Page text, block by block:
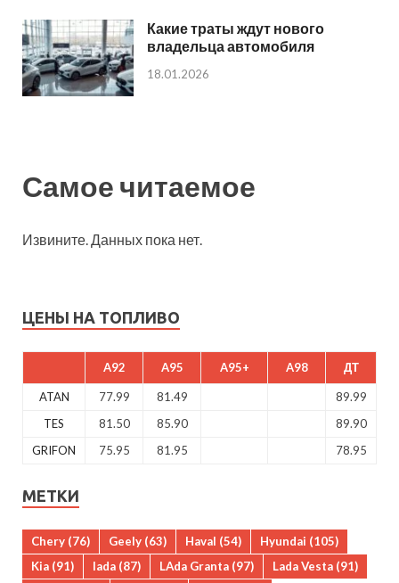
Какие траты ждут нового
владельца автомобиля
18.01.2026
Самое читаемое
Извините. Данных пока нет.
ЦЕНЫ НА ТОПЛИВО
A92 A95 A95+ A98 ДТ
ATAN 77.99 81.49
89.99
TES
81.50 85.90
89.90
GRIFON
75.95 81.95 78.95
МЕТКИ
Chery (76) Geely (63) Haval (54) Hyundai (105)
Kia (91) lada (87) LAda Granta (97) Lada Vesta (91)